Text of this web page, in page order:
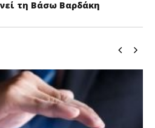
τη Βάσω Βαρδάκη